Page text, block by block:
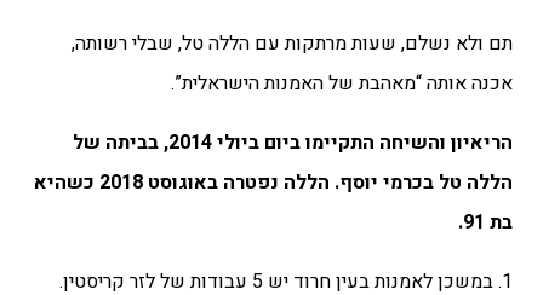
תם ולא נשלם, שעות מרתקות עם הללה טל, שבלי רשותה,
אכנה אותה “מאהבת של האמנות הישראלית”.
הריאיון והשיחה התקיימו ביום ביולי 2014, בביתה של
הללה טל בכרמי יוסף. הללה נפטרה באוגוסט 2018 כשהיא
בת 91.
1. במשכן לאמנות בעין חרוד יש 5 עבודות של לזר קריסטין.